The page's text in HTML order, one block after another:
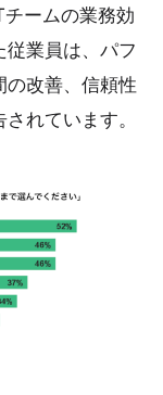
ームの業務効
業員は、パフ
の改善、信頼性
れています。